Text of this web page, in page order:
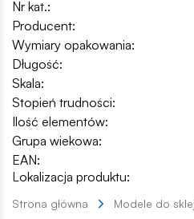
Nr kat.:
Producent:
Wymiary opakowania:
Długość:
Skala:
Stopień trudności:
Ilość elementów:
Grupa wiekowa:
EAN:
Lokalizacja produktu:
Strona główna Modele do